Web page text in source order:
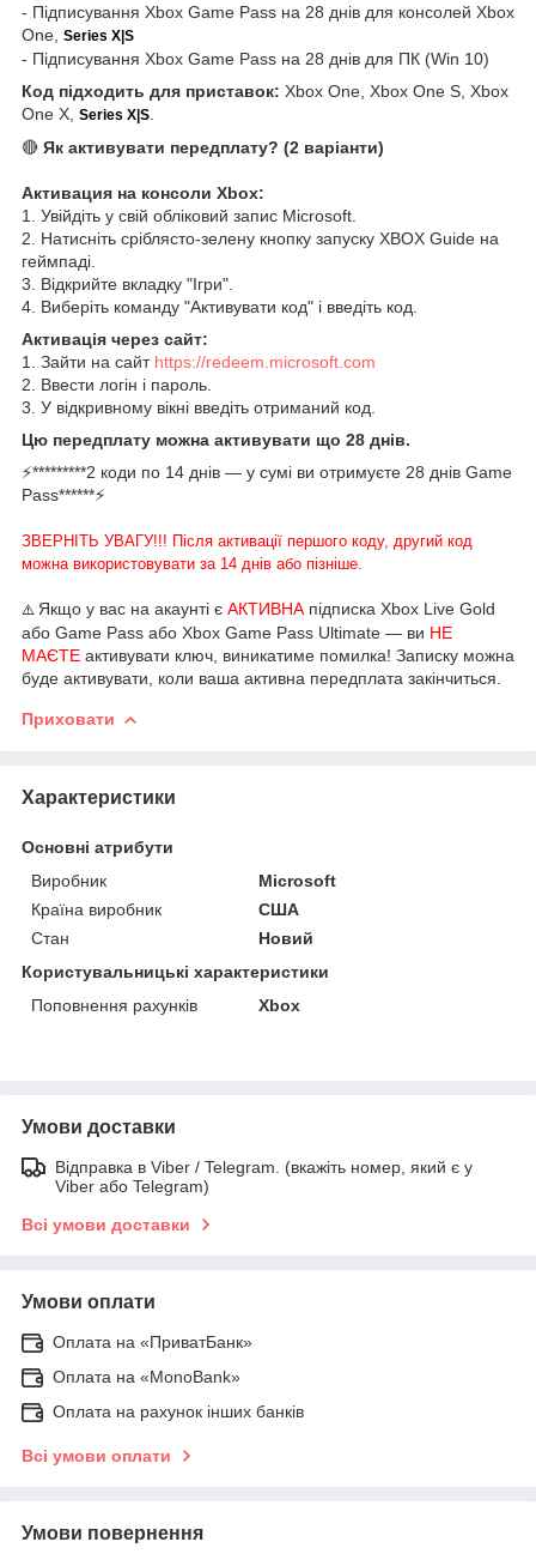
- Підписування Xbox Game Pass на 28 днів для консолей Xbox
One, Series X|S
- Підписування Xbox Game Pass на 28 днів для ПК (Win 10)
Код підходить для приставок: Xbox One, Xbox One S, Xbox
One X, Series X|S
🔴 Як активувати передплату? (2 варіанти)
Активация на консоли Xbox:
1. Увійдіть у свій обліковий запис Microsoft.
2. Натисніть сріблясто-зелену кнопку запуску XBOX Guide на
геймпаді.
3. Відкрийте вкладку "Ігри".
4. Виберіть команду "Активувати код" і введіть код.
Активація через сайт:
1. Зайти на сайт https://redeem.microsoft.com
2. Ввести логін і пароль.
3. У відкривному вікні введіть отриманий код.
Цю передплату можна активувати що 28 днів.
⚡*********2 коди по 14 днів — у сумі ви отримуєте 28 днів Game
Pass******⚡
ЗВЕРНІТЬ УВАГУ!!! Після активації першого коду, другий код
можна використовувати за 14 днів або пізніше.
⚠️ Якщо у вас на акаунті є АКТИВНА підписка Xbox Live Gold
або Game Pass або Xbox Game Pass Ultimate — ви НЕ
МАЄТЕ активувати ключ, виникатиме помилка! Записку можна
буде активувати, коли ваша активна передплата закінчиться.
Приховати
Характеристики
Основні атрибути
Виробник
Microsoft
Країна виробник
США
Стан
Новий
Користувальницькі характеристики
Поповнення рахунків
Xbox
Умови доставки
Відправка в Viber / Telegram. (вкажіть номер, який є у
Viber або Telegram)
Всі умови доставки
Умови оплати
Оплата на «ПриватБанк»
Оплата на «MonoBank»
Оплата на рахунок інших банків
Всі умови оплати
Умови повернення